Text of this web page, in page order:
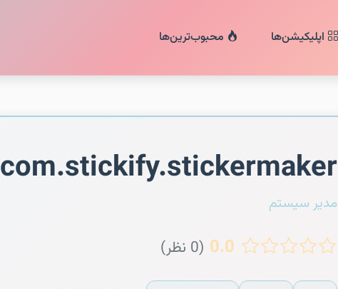
اپلیکیشن‌ها محبوب‌ترین‌ها
com.stickify.stickermaker
مدیر سیستم
0.0 (0 نظر)